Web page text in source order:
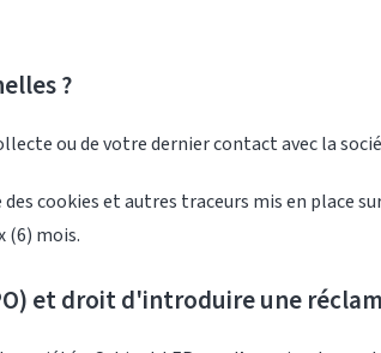
?
ou de votre dernier contact avec la
cookies et autres traceurs mis en place
(6) mois.
et droit d'introduire une